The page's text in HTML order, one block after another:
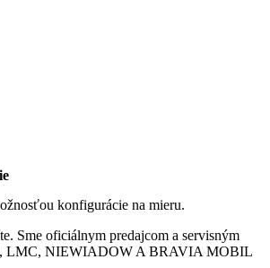
konfigurácie na mieru.
Sme oficiálnym predajcom a servisným
LMC, NIEWIADOW A BRAVIA MOBIL